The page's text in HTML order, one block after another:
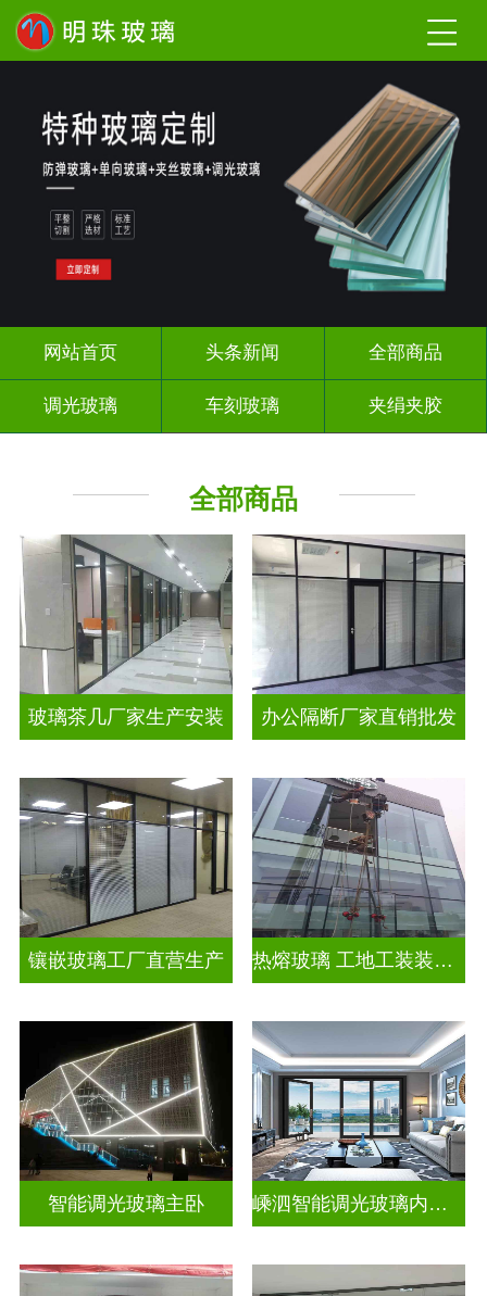
网站首页 头条新闻 全部商品
调光玻璃 车刻玻璃 夹绢夹胶
智能镜子
全部商品
玻璃茶几厂家生产安装 办公隔断厂家直销批发
镶嵌玻璃工厂直营生产 热熔玻璃 工地工装装饰玻璃
智能调光玻璃主卧 嵊泗智能调光玻璃内置百叶隔断拆装